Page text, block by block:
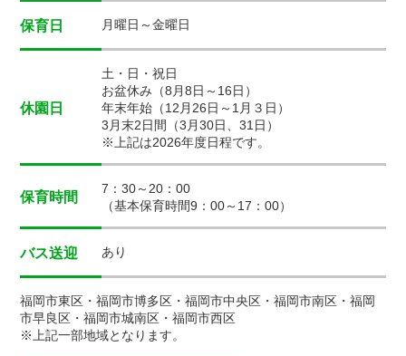
保育日 月曜日～金曜日
休園日
土・日・祝日
お盆休み（8月8日～16日）
年末年始（12月26日～1月３日）
3月末2日間（3月30日、31日）
※上記は2026年度日程です。
保育時間
7：30～20：00
（基本保育時間9：00～17：00）
バス送迎 あり
福岡市東区・福岡市博多区・福岡市中央区・福岡市南区・福岡
市早良区・福岡市城南区・福岡市西区
※上記一部地域となります。